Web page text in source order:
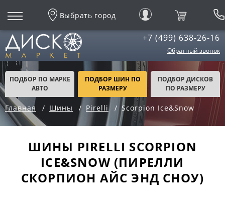
Выбрать город
+7 (499) 638-26-16
Обратный звонок
ПОДБОР ПО МАРКЕ
АВТО
ПОДБОР ШИН ПО
РАЗМЕРУ
ПОДБОР ДИСКОВ
ПО РАЗМЕРУ
Главная Шины Pirelli Scorpion Ice&Snow
ШИНЫ PIRELLI SCORPION
ICE&SNOW (ПИРЕЛЛИ
СКОРПИОН АЙС ЭНД СНОУ)